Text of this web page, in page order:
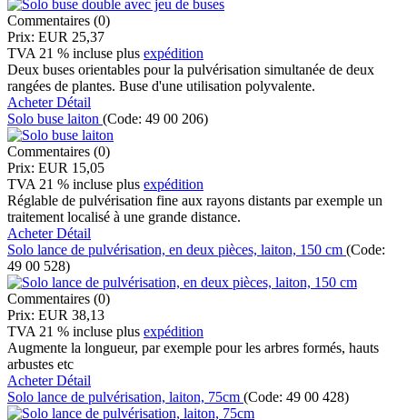
Commentaires (0)
Prix: EUR 25,37
TVA 21 % incluse plus expédition
Deux buses orientables pour la pulvérisation simultanée de deux
rangées de plantes. Buse d'une utilisation polyvalente.
AcheterDétail
Solo buse laiton (Code: 49 00 206)
Commentaires (0)
Prix: EUR 15,05
TVA 21 % incluse plus expédition
Réglable de pulvérisation fine aux rayons distants par exemple un
traitement localisé à une grande distance.
AcheterDétail
Solo lance de pulvérisation, en deux pièces, laiton, 150 cm (Code:
49 00 528)
Commentaires (0)
Prix: EUR 38,13
TVA 21 % incluse plus expédition
Augmente la longueur, par exemple pour les arbres formés, hauts
arbustes etc
AcheterDétail
Solo lance de pulvérisation, laiton, 75cm (Code: 49 00 428)